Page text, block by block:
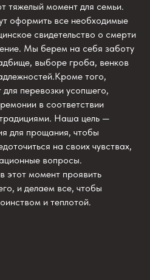
тяжелый момент для семьи.
оформить все необходимые
свидетельство о смерти
Мы берем на себя заботу
выборе гроба, венков
того,
перевозки усопшего,
в соответствии
Наша цель —
для прощания, чтобы
на своих чувствах,
вопросы.
момент проявить
и делаем все, чтобы
и теплотой.